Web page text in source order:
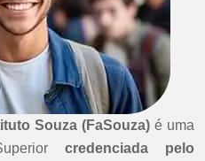
Souza (FaSouza) é uma
credenciada pelo